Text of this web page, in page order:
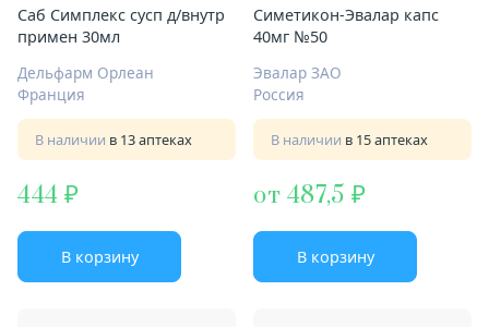
Саб Симплекс сусп д/внутр
примен 30мл
Дельфарм Орлеан
Франция
В наличии в 13 аптеках
444
В корзину
Симетикон-Эвалар капс
40мг №50
Эвалар ЗАО
Россия
В наличии в 15 аптеках
от 487,5
В корзину